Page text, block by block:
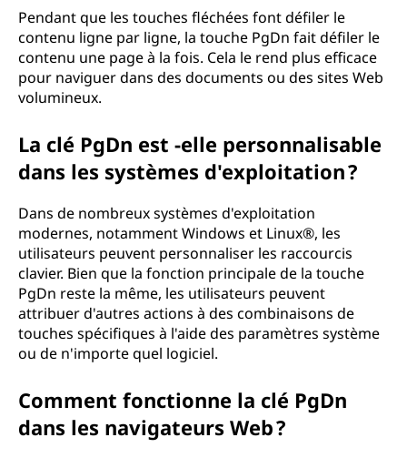
Pendant que les touches fléchées font défiler le
contenu ligne par ligne, la touche PgDn fait défiler le
contenu une page à la fois. Cela le rend plus efficace
pour naviguer dans des documents ou des sites Web
volumineux.
La clé PgDn est -elle personnalisable
dans les systèmes d'exploitation ?
Dans de nombreux systèmes d'exploitation
modernes, notamment Windows et Linux®, les
utilisateurs peuvent personnaliser les raccourcis
clavier. Bien que la fonction principale de la touche
PgDn reste la même, les utilisateurs peuvent
attribuer d'autres actions à des combinaisons de
touches spécifiques à l'aide des paramètres système
ou de n'importe quel logiciel.
Comment fonctionne la clé PgDn
dans les navigateurs Web ?